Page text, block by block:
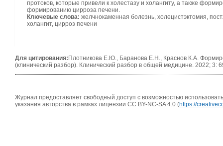
протоков, которые привели к холестазу и холангиту, а также
формированию цирроза печени.
Ключевые слова: желчнокаменная болезнь, холецистэктомия,
холангит, цирроз печени
Для цитирования:Плотникова Е.Ю., Баранова Е.Н., Краснов К.А.
(клинический разбор). Клинический разбор в общей медицине. 2022; 3:
Журнал предоставляет свободный доступ с возможностью
указания авторства в рамках лицензии CC BY-NC-SA 4.0 (https://